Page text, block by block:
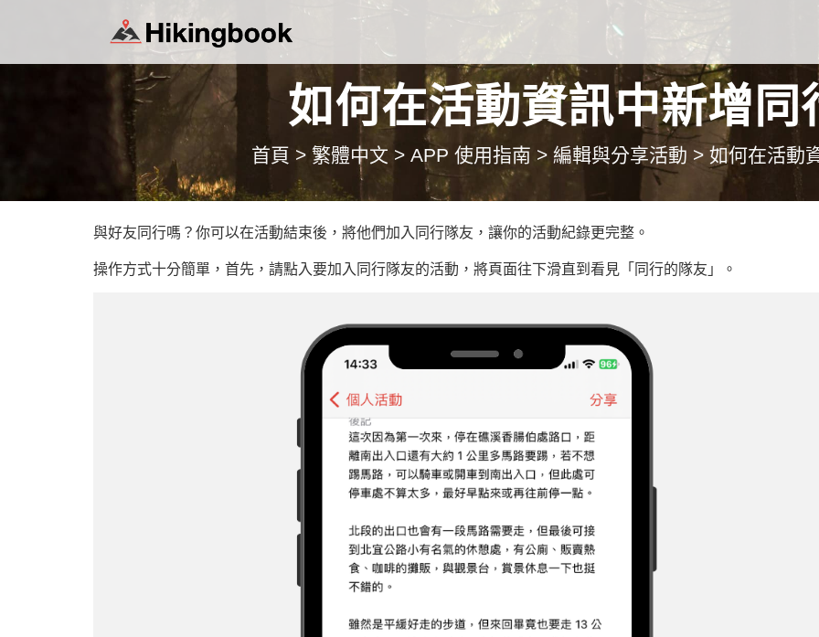
如何在活動資訊中新增同
首頁 > 繁體中文 > APP 使用指南 > 編輯與分享活動 > 如何在活動
與好友同行嗎？你可以在活動結束後，將他們加入同行隊友，讓你的活動紀錄更完整。
操作方式十分簡單，首先，請點入要加入同行隊友的活動，將頁面往下滑直到看見「同行的隊友」。